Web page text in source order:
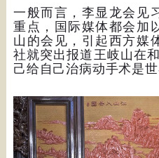
一般而言，李显龙会见
重点，国际媒体都会加
山的会见，引起西方媒
社就突出报道王岐山在
己给自己治病动手术是世